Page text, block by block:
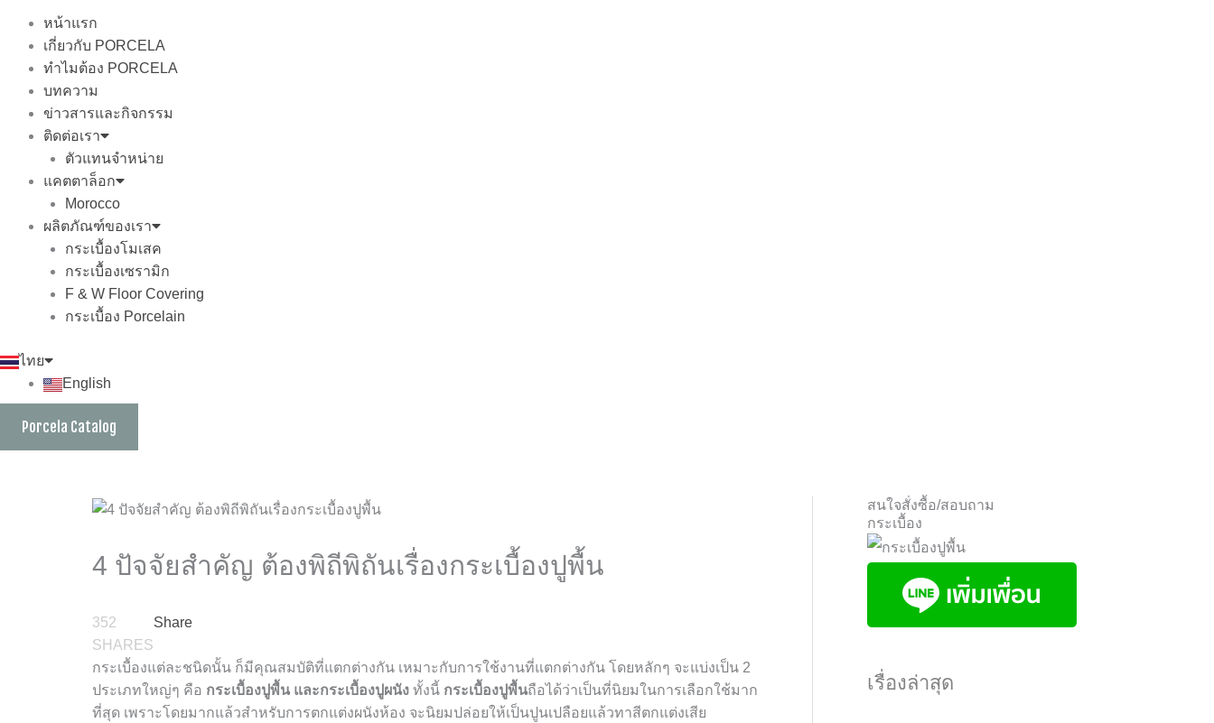
หน้าแรก
เกี่ยวกับ PORCELA
ทำไมต้อง PORCELA
บทความ
ข่าวสารและกิจกรรม
ติดต่อเรา
ตัวแทนจำหน่าย
แคตตาล็อก
Morocco
ผลิตภัณฑ์ของเรา
กระเบื้องโมเสค
กระเบื้องเซรามิก
F & W Floor Covering
กระเบื้อง Porcelain
ไทย
English
Porcela Catalog
4 ปัจจัยสำคัญ ต้องพิถีพิถันเรื่องกระเบื้องปูพื้น
352
SHARES
Share
กระเบื้องแต่ละชนิดนั้น ก็มีคุณสมบัติที่แตกต่างกัน เหมาะกับการใช้งานที่แตกต่างกัน โดยหลักๆ จะแบ่งเป็น 2
ประเภทใหญ่ๆ คือ กระเบื้องปูพื้น และกระเบื้องปูผนัง ทั้งนี้ กระเบื้องปูพื้นถือได้ว่าเป็นที่นิยมในการเลือกใช้มาก
ที่สุด เพราะโดยมากแล้วสำหรับการตกแต่งผนังห้อง จะนิยมปล่อยให้เป็นปูนเปลือยแล้วทาสีตกแต่งเสีย
สนใจสั่งซื้อ/สอบถาม
กระเบื้อง
เรื่องล่าสุด